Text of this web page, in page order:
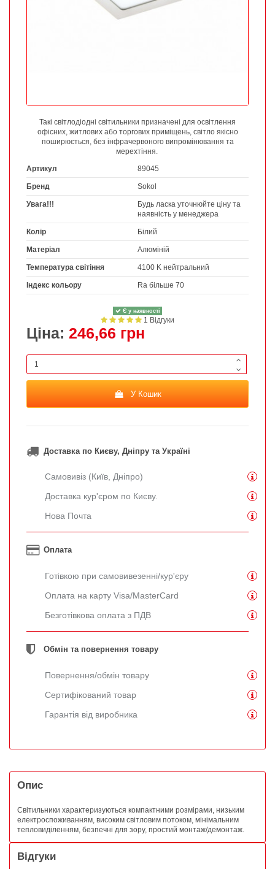
Такі світлодіодні світильники призначені для освітлення
офісних, житлових або торгових приміщень, світло якісно
поширюється, без інфрачервоного випромінювання та
мерехтіння.
Артикул
89045
Бренд Sokol
Увага!!!
Будь ласка уточнюйте ціну та
наявність у менеджера
Колір Білий
Матеріал Алюміній
Температура світіння 4100 K нейтральний
Індекс кольору Ra більше 70
Є у наявності
1 Відгуки
Ціна: 246,66 грн
У Кошик
Доставка по Києву, Дніпру та Україні
Самовивіз (Київ, Дніпро)
Доставка кур'єром по Києву.
Нова Почта
Оплата
Готівкою при самовивезенні/кур'єру
Оплата на карту Visa/MasterCard
Безготівкова оплата з ПДВ
Обмін та повернення товару
Повернення/обмін товару
Сертифікований товар
Гарантія від виробника
Опис
Світильники характеризуються компактними розмірами, низьким
електроспоживанням, високим світловим потоком, мінімальним
тепловиділенням, безпечні для зору, простий монтаж/демонтаж.
Відгуки